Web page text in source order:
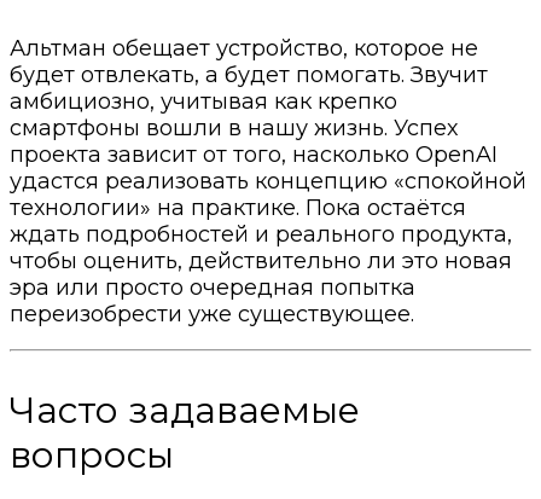
Альтман обещает устройство, которое не
будет отвлекать, а будет помогать. Звучит
амбициозно, учитывая как крепко
смартфоны вошли в нашу жизнь. Успех
проекта зависит от того, насколько OpenAI
удастся реализовать концепцию «спокойной
технологии» на практике. Пока остаётся
ждать подробностей и реального продукта,
чтобы оценить, действительно ли это новая
эра или просто очередная попытка
переизобрести уже существующее.
Часто задаваемые
вопросы